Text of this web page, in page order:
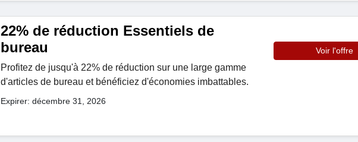
22% de réduction Essentiels de
bureau
Profitez de jusqu'à 22% de réduction sur une large gamme
d'articles de bureau et bénéficiez d'économies imbattables.
Expirer: décembre 31, 2026
Voir l'offre